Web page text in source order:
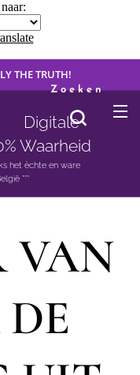
THE TRUTH!
Digitale
Waarheid
het èchte en ware
***
Zoeken
VAN